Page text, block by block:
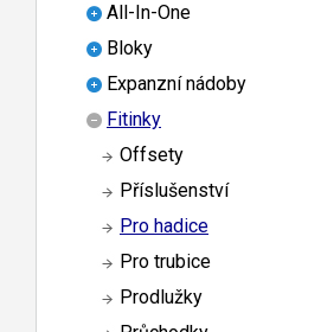
All-In-One
Bloky
Expanzní nádoby
Fitinky
Offsety
Příslušenství
Pro hadice
Pro trubice
Prodlužky